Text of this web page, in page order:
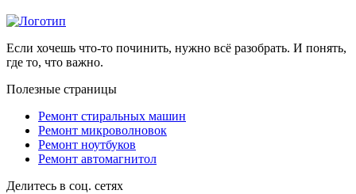
Если хочешь что-то починить, нужно всё разобрать. И понять,
где то, что важно.
Полезные страницы
Ремонт стиральных машин
Ремонт микроволновок
Ремонт ноутбуков
Ремонт автомагнитол
Делитесь в соц. сетях